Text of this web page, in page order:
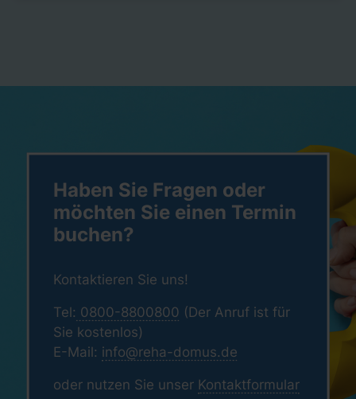
Haben Sie Fragen oder
möchten Sie einen Termin
buchen?
Kontaktieren Sie uns!
Tel: 0800-8800800 (Der Anruf ist für
Sie kostenlos)
E-Mail: info@reha-domus.de
oder nutzen Sie unser Kontaktformular